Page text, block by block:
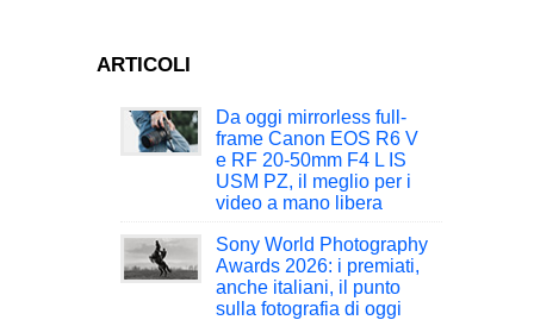
ARTICOLI
Da oggi mirrorless full-
frame Canon EOS R6 V
e RF 20-50mm F4 L IS
USM PZ, il meglio per i
video a mano libera
Sony World Photography
Awards 2026: i premiati,
anche italiani, il punto
sulla fotografia di oggi